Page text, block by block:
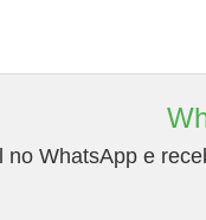
no WhatsApp e